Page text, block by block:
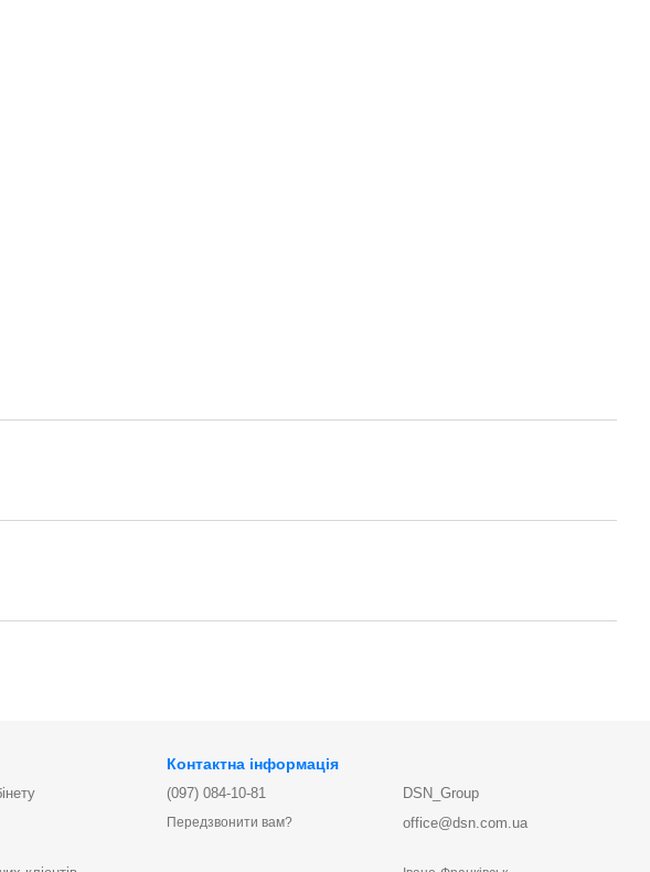
Контактна інформація
(097) 084-10-81
Передзвонити вам?
DSN_Group
office@dsn.com.ua